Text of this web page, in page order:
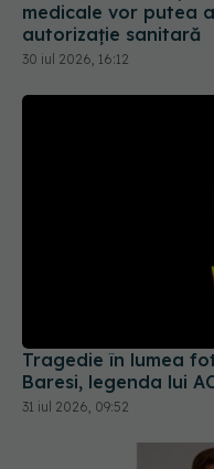
Tragedie în lumea
Baresi, legenda lui